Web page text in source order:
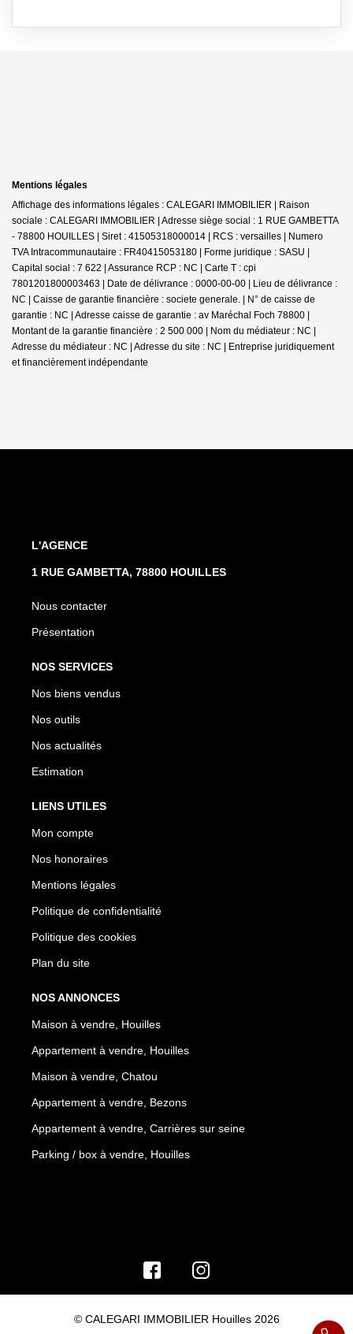
Mentions légales
Affichage des informations légales : CALEGARI IMMOBILIER | Raison
sociale : CALEGARI IMMOBILIER | Adresse siège social : 1 RUE GAMBETTA
- 78800 HOUILLES | Siret : 41505318000014 | RCS : versailles | Numero
TVA Intracommunautaire : FR40415053180 | Forme juridique : SASU |
Capital social : 7 622 | Assurance RCP : NC | Carte T : cpi
7801201800003463 | Date de délivrance : 0000-00-00 | Lieu de délivrance :
NC | Caisse de garantie financière : societe generale. | N° de caisse de
garantie : NC | Adresse caisse de garantie : av Maréchal Foch 78800 |
Montant de la garantie financière : 2 500 000 | Nom du médiateur : NC |
Adresse du médiateur : NC | Adresse du site : NC | Entreprise juridiquement
et financièrement indépendante
L'AGENCE
1 RUE GAMBETTA, 78800 HOUILLES
Nous contacter
Présentation
NOS SERVICES
Nos biens vendus
Nos outils
Nos actualités
Estimation
LIENS UTILES
Mon compte
Nos honoraires
Mentions légales
Politique de confidentialité
Politique des cookies
Plan du site
NOS ANNONCES
Maison à vendre, Houilles
Appartement à vendre, Houilles
Maison à vendre, Chatou
Appartement à vendre, Bezons
Appartement à vendre, Carrières sur seine
Parking / box à vendre, Houilles
© CALEGARI IMMOBILIER Houilles 2026